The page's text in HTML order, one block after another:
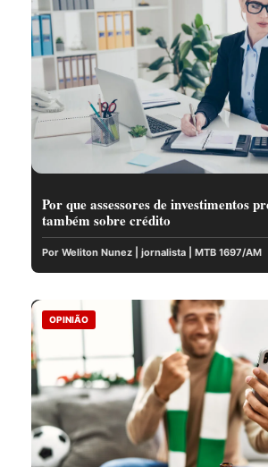
Por que assessores de investimentos
também sobre crédito
Por Weliton Nunez | jornalista | MTB 1697/AM
OPINIÃO